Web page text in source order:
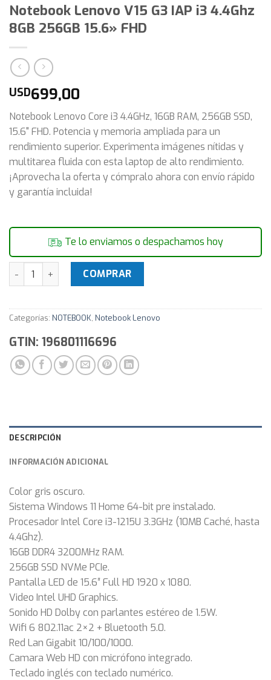
Notebook Lenovo V15 G3 IAP i3 4.4Ghz
8GB 256GB 15.6» FHD
USD699,00
Notebook Lenovo Core i3 4.4GHz, 16GB RAM, 256GB SSD,
15.6" FHD. Potencia y memoria ampliada para un
rendimiento superior. Experimenta imágenes nítidas y
multitarea fluida con esta laptop de alto rendimiento.
¡Aprovecha la oferta y cómpralo ahora con envío rápido
y garantía incluida!
Te lo enviamos o despachamos hoy
Notebook Lenovo V15 G3 IAP i3 4.4Ghz 8GB 256GB 15.6''
COMPRAR
Categorías: NOTEBOOK, Notebook Lenovo
GTIN: 196801116696
DESCRIPCIÓN
INFORMACIÓN ADICIONAL
Color gris oscuro.
Sistema Windows 11 Home 64-bit pre instalado.
Procesador Intel Core i3-1215U 3.3GHz (10MB Caché, hasta
4.4Ghz).
16GB DDR4 3200MHz RAM.
256GB SSD NVMe PCIe.
Pantalla LED de 15.6″ Full HD 1920 x 1080.
Video Intel UHD Graphics.
Sonido HD Dolby con parlantes estéreo de 1.5W.
Wifi 6 802.11ac 2×2 + Bluetooth 5.0.
Red Lan Gigabit 10/100/1000.
Camara Web HD con micrófono integrado.
Teclado inglés con teclado numérico.